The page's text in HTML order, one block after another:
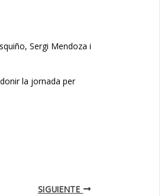
Sergi Mendoza i
la jornada per
SIGUIENTE